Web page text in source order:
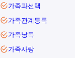
가족과선택
가족관계등록
가족낭독
가족사랑